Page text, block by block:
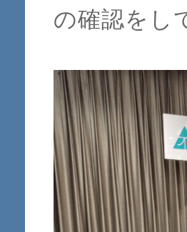
の確認をし